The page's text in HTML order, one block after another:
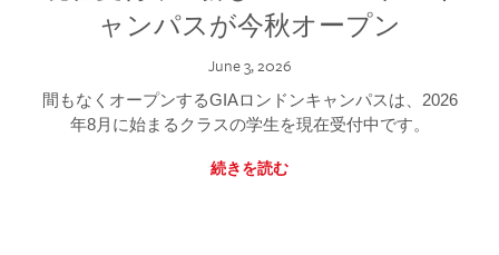
ャンパスが今秋オープン
June 3, 2026
間もなくオープンするGIAロンドンキャンパスは、2026
年8月に始まるクラスの学生を現在受付中です。
続きを読む